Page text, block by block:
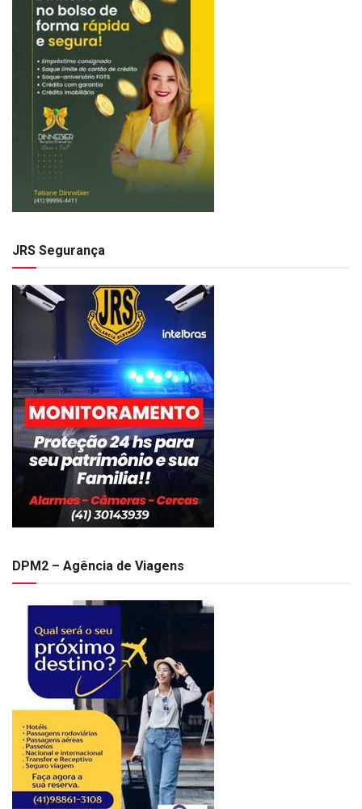
JRS Segurança
DPM2 – Agência de Viagens